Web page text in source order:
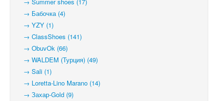
→ Бабочка (4)
→ YZY (1)
→ ClassShoes (141)
→ ObuvOk (66)
→ WALDEM (Турция) (49)
→ Sali (1)
→ Loretta-Lino Marano (14)
→ Захар-Gold (9)